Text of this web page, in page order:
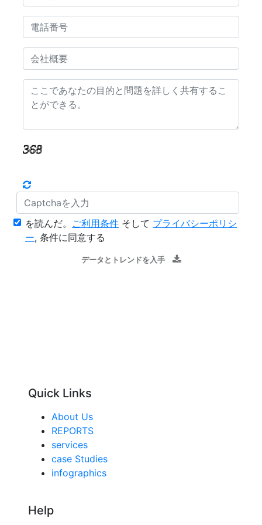
を読んだ。 ご利用条件 そして プライバシーポリシ
ー, 条件に同意する
データとトレンドを入手
Quick Links
About Us
REPORTS
services
case Studies
infographics
Help